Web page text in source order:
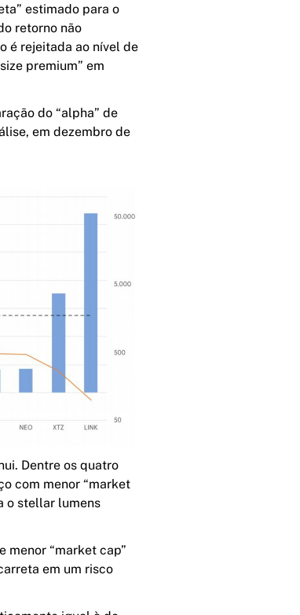
estimado para o
retorno não
é rejeitada ao nível de
premium” em
do “alpha” de
em dezembro de
Dentre os quatro
com menor “market
o stellar lumens
menor “market cap”
em um risco